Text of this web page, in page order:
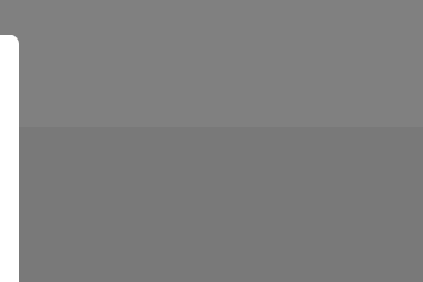
- Menü öffnen